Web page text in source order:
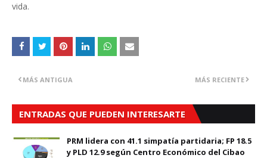
vida.
MÁS RECIENTE
MÁS ANTIGUA
ENTRADAS QUE PUEDEN INTERESARTE
PRM lidera con 41.1 simpatía partidaria; FP 18.5
y PLD 12.9 según Centro Económico del Cibao